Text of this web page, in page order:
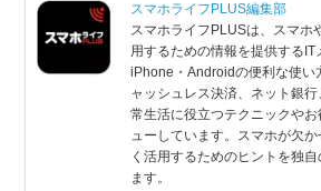
スマホライフPLUS編集部
スマホライフPLUSは、スマホ
用するための情報を提供するIT
iPhone・Androidの便利な使い
ャッシュレス決済、ネット銀
常生活に役立つテクニックや
ューしています。スマホが欠
く活用するためのヒントを独
ます。